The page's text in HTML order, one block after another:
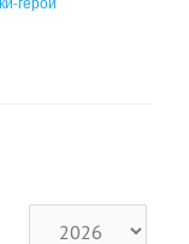
герои